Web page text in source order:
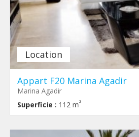
Location
Appart F20 Marina Agadir
Marina Agadir
Superficie : 112 m²